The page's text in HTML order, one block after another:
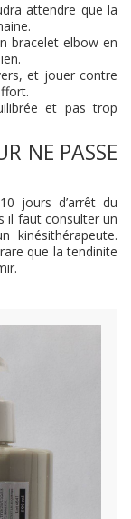
attendre que la
bracelet elbow en
et jouer contre
et pas trop
NE PASSE
jours d’arrêt du
il faut consulter un
kinésithérapeute.
que la tendinite